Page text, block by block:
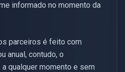
informado no momento da
parceiros é feito com
anual, contudo, o
qualquer momento e sem